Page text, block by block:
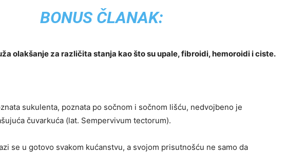
BONUS ČLANAK:
olakšanje za različita stanja kao što su upale, fibroidi, hemoroidi i ciste.
sukulenta, poznata po sočnom i sočnom lišću, nedvojbeno je
čuvarkuća (lat. Sempervivum tectorum).
se u gotovo svakom kućanstvu, a svojom prisutnošću ne samo da